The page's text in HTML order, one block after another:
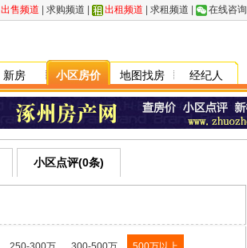
出售频道 求购频道 出租频道 求租频道 在线咨询
新房 小区房价 地图找房 经纪人
小区点评(0条)